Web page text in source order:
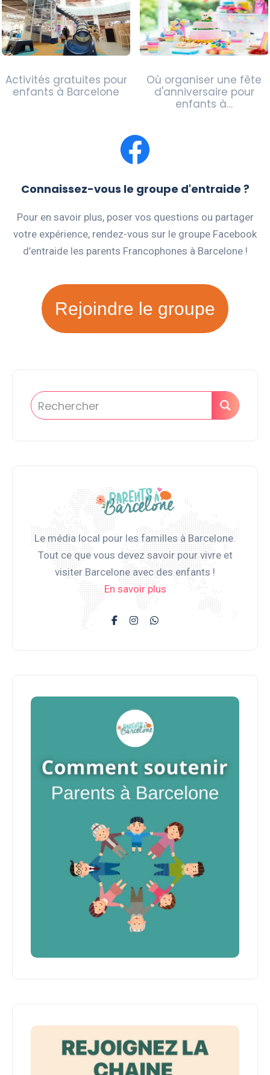
Activités gratuites pour
enfants à Barcelone
Où organiser une fête
d'anniversaire pour
enfants à…
Connaissez-vous le groupe d'entraide ?
Pour en savoir plus, poser vos questions ou partager
votre expérience, rendez-vous sur le groupe Facebook
d’entraide les parents Francophones à Barcelone !
Rejoindre le groupe
Le média local pour les familles à Barcelone.
Tout ce que vous devez savoir pour vivre et
visiter Barcelone avec des enfants !
En savoir plus